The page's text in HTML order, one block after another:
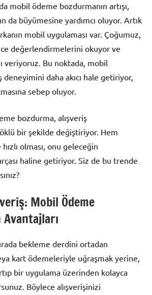
mobil ödeme bozdurmanın artışı,
da büyümesine yardımcı oluyor. Artık
mobil uygulaması var. Çoğumuz,
değerlendirmelerini okuyor ve
veriyoruz. Bu noktada, mobil
deneyimini daha akıcı hale getiriyor,
sebep oluyor.
bozdurma, alışveriş
köklü bir şekilde değiştiriyor. Hem
olması, onu geleceğin
haline getiriyor. Siz de bu trende
Mobil Ödeme
Avantajları
bekleme derdini ortadan
kart ödemeleriyle uğraşmak yerine,
bir uygulama üzerinden kolayca
Böylece alışverişinizi